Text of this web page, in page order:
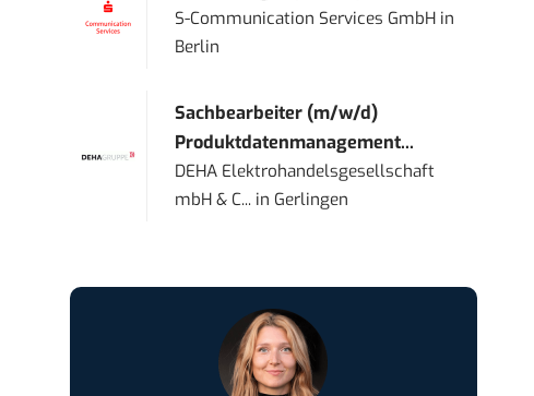
S-Communication Services GmbH in
Berlin
Sachbearbeiter (m/w/d)
Produktdatenmanagement...
DEHA Elektrohandelsgesellschaft
mbH & C... in Gerlingen